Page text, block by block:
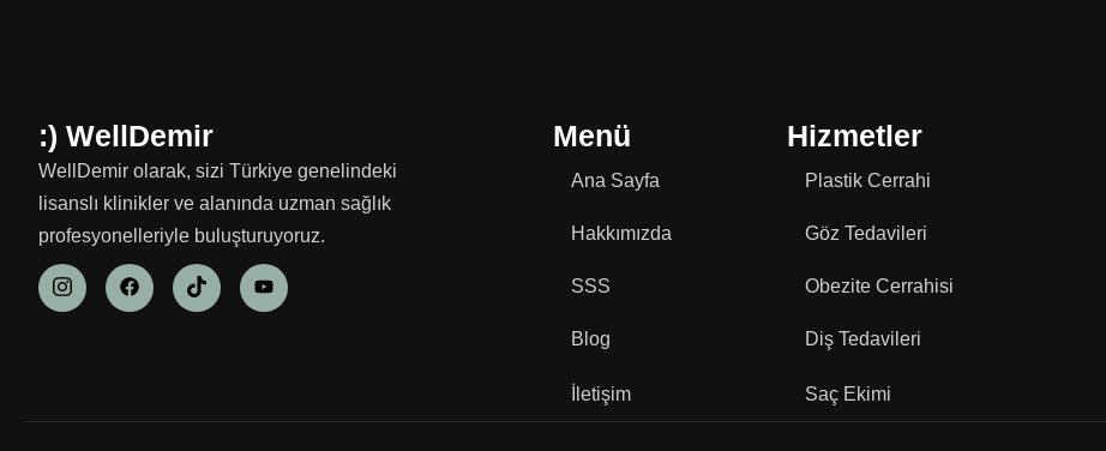
:) WellDemir
WellDemir olarak, sizi Türkiye genelindeki
lisanslı klinikler ve alanında uzman sağlık
profesyonelleriyle buluşturuyoruz.
Menü
Ana Sayfa
Hakkımızda
SSS
Blog
İletişim
Hizmetler
Plastik Cerrahi
Göz Tedavileri
Obezite Cerrahisi
Diş Tedavileri
Saç Ekimi